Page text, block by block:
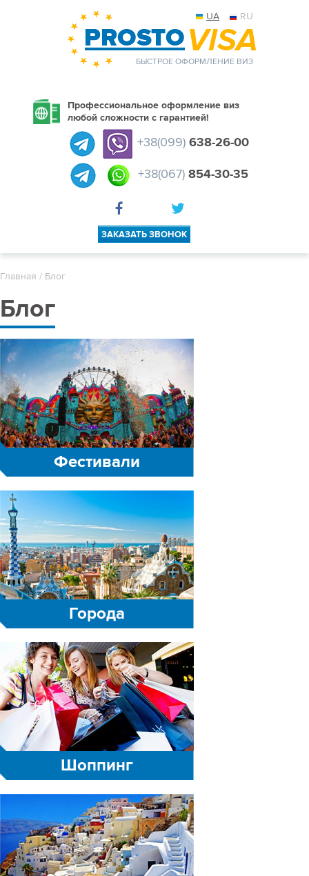
UA RU
БЫСТРОЕ ОФОРМЛЕНИЕ ВИЗ
Профессиональное оформление виз
любой сложности с гарантией!
+38(099) 638-26-00
+38(067) 854-30-35
ЗАКАЗАТЬ ЗВОНОК
Главная / Блог
Блог
Фестивали
Города
Шоппинг